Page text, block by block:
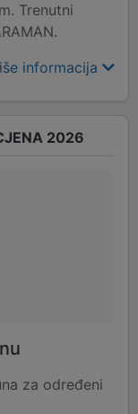
Trenutni
informacija
2026
za određeni